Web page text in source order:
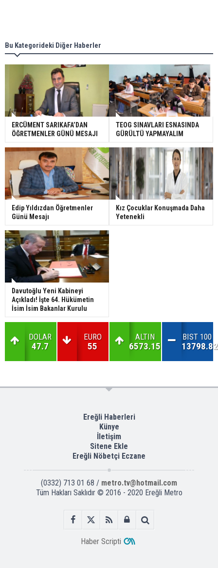
Bu Kategorideki Diğer Haberler
ERCÜMENT SARIKAFA’DAN
ÖĞRETMENLER GÜNÜ MESAJI
TEOG SINAVLARI ESNASINDA
GÜRÜLTÜ YAPMAYALIM
Edip Yıldızdan Öğretmenler
Günü Mesajı
Kız Çocuklar Konuşmada Daha
Yetenekli
Davutoğlu Yeni Kabineyi
Açıkladı! İşte 64. Hükümetin
İsim İsim Bakanlar Kurulu
DOLAR
47.7
EURO
55
ALTIN
6573.15
BIST 100
13798.82
Ereğli Haberleri
Künye
İletişim
Sitene Ekle
Ereğli Nöbetçi Eczane
(0332) 713 01 68 / metro.tv@hotmail.com
Tüm Hakları Saklıdır © 2016 - 2020 Ereğli Metro
Haber Scripti